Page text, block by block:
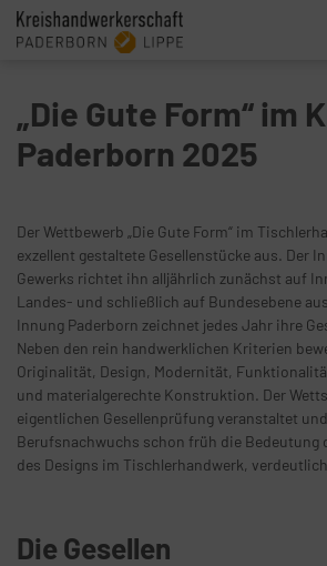
„Die Gute Form“ im
Paderborn 2025
Der Wettbewerb „Die Gute Form“ im
exzellent gestaltete Gesellenstücke aus. Der
Gewerks richtet ihn alljährlich zunächst auf
Landes- und schließlich auf Bundesebene
Innung Paderborn zeichnet jedes Jahr ihre
Neben den rein handwerklichen Kriterien
Originalität, Design, Modernität,
und materialgerechte Konstruktion. Der
eigentlichen Gesellenprüfung veranstaltet
Berufsnachwuchs schon früh die Bedeutung
des Designs im Tischlerhandwerk,
Die Gesellen